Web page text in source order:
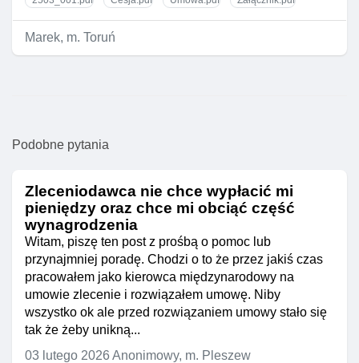
Marek, m. Toruń
Podobne pytania
Zleceniodawca nie chce wypłacić mi
pieniędzy oraz chce mi obciąć część
wynagrodzenia
Witam, piszę ten post z prośbą o pomoc lub
przynajmniej poradę. Chodzi o to że przez jakiś czas
pracowałem jako kierowca międzynarodowy na
umowie zlecenie i rozwiązałem umowę. Niby
wszystko ok ale przed rozwiązaniem umowy stało się
tak że żeby unikną...
03 lutego 2026 Anonimowy, m. Pleszew